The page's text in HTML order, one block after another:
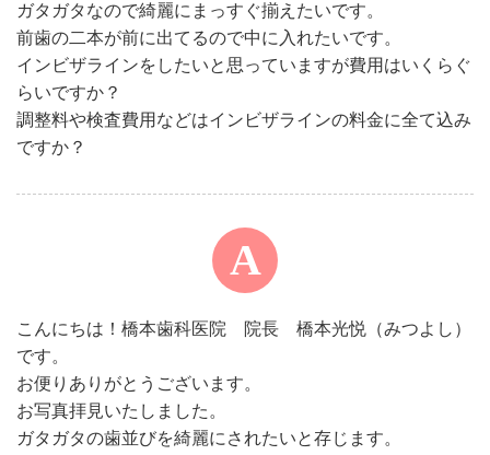
ガタガタなので綺麗にまっすぐ揃えたいです。
前歯の二本が前に出てるので中に入れたいです。
インビザラインをしたいと思っていますが費用はいくらぐ
らいですか？
調整料や検査費用などはインビザラインの料金に全て込み
ですか？
こんにちは！橋本歯科医院 院長 橋本光悦（みつよし）
です。
お便りありがとうございます。
お写真拝見いたしました。
ガタガタの歯並びを綺麗にされたいと存じます。